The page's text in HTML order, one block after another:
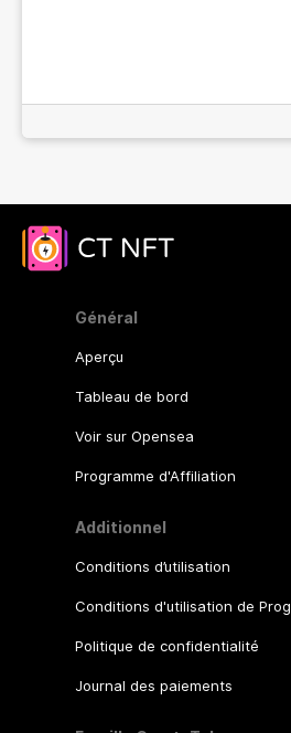
Général
Aperçu
Tableau de bord
Voir sur Opensea
Programme d'Affiliation
Additionnel
Conditions d’utilisation
Conditions d'utilisation de
Politique de confidentialité
Journal des paiements